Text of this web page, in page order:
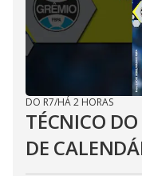
DO R7/HÁ 2 HORAS
TÉCNICO
DE